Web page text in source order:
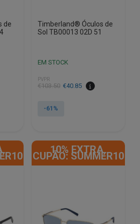
de
Timberland® Óculos de
Sol TB00013 02D 51
EM STOCK
PVPR
€103.50
O
original
€40.85
O
atual
-61%
10% EXTRA,
CUPÃO: SUMMER10